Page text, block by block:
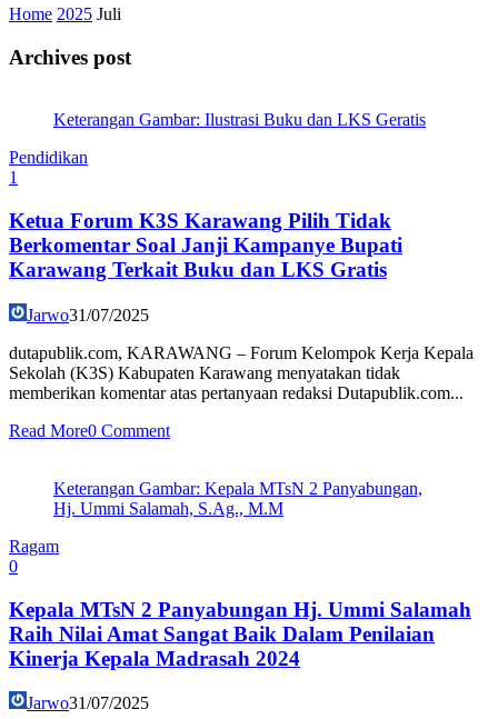
Home 2025 Juli
Archives post
Keterangan Gambar: Ilustrasi Buku dan LKS Geratis
Pendidikan
1
Ketua Forum K3S Karawang Pilih Tidak
Berkomentar Soal Janji Kampanye Bupati
Karawang Terkait Buku dan LKS Gratis
Jarwo31/07/2025
dutapublik.com, KARAWANG – Forum Kelompok Kerja Kepala
Sekolah (K3S) Kabupaten Karawang menyatakan tidak
memberikan komentar atas pertanyaan redaksi Dutapublik.com...
Read More0 Comment
Keterangan Gambar: Kepala MTsN 2 Panyabungan,
Hj. Ummi Salamah, S.Ag., M.M
Ragam
0
Kepala MTsN 2 Panyabungan Hj. Ummi Salamah
Raih Nilai Amat Sangat Baik Dalam Penilaian
Kinerja Kepala Madrasah 2024
Jarwo31/07/2025